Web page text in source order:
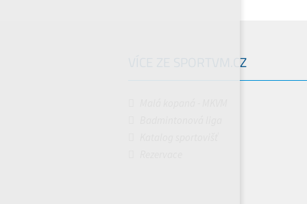
VÍCE ZE SPORTVM.CZ